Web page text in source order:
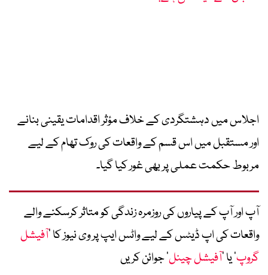
اجلاس میں دہشتگردی کے خلاف مؤثر اقدامات یقینی بنانے
اور مستقبل میں اس قسم کے واقعات کی روک تھام کے لیے
مربوط حکمت عملی پر بھی غور کیا گیا۔
آپ اور آپ کے پیاروں کی روزمرہ زندگی کو متاثر کرسکنے والے
واقعات کی اپ ڈیٹس کے لیے واٹس ایپ پر وی نیوز کا ’آفیشل
گروپ‘ یا ’آفیشل چینل‘ جوائن کریں